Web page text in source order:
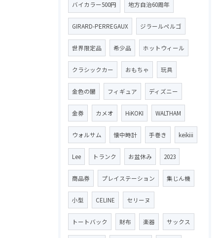
バイカラー500円 地方自治60周年
GIRARD-PERREGAUX ジラールペルゴ
世界限定品 希少品 ホットウィール
クラシックカー おもちゃ 玩具
金色の闇 フィギュア ディズニー
金券 カメオ HiKOKI WALTHAM
ウォルサム 懐中時計 手巻き keikiii
Lee トランク お盆休み 2023
商品券 プレイステーション 集じん機
小型 CELINE セリーヌ
トートバック 財布 楽器 サックス